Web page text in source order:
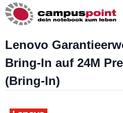
Lenovo
Bring-In auf 24M
(Bring-In)